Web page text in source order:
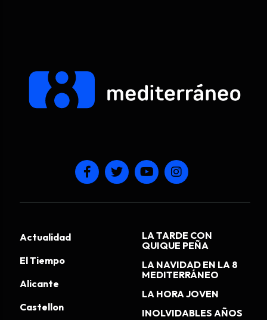
Actualidad
El Tiempo
Alicante
Castellon
LA TARDE CON
QUIQUE PEÑA
LA NAVIDAD EN LA 8
MEDITERRÁNEO
LA HORA JOVEN
INOLVIDABLES AÑOS